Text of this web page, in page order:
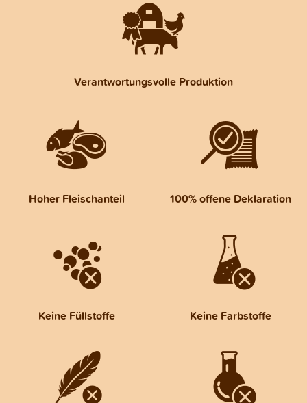
Verantwortungsvolle Produktion
Hoher Fleischanteil 100% offene Deklaration
Keine Füllstoffe Keine Farbstoffe